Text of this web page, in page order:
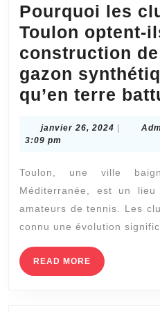
Pourquoi les
Toulon optent-
construction
gazon
qu’en terre
janvier 26, 2024 janvier
|
3:09 pm
Toulon, une ville
Méditerranée, est un
amateurs de tennis. Les
connu une évolution
READ MORE READ
MORE